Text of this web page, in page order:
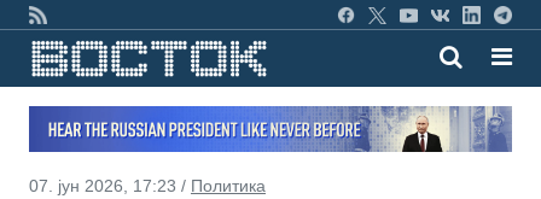
07. јун 2026, 17:23 / Политика